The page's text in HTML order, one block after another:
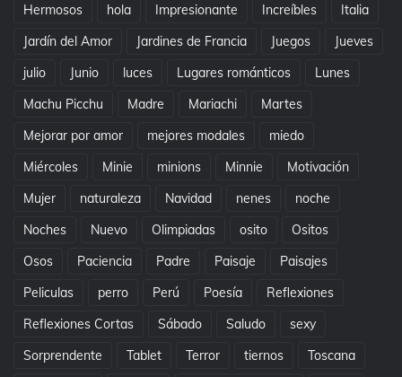
Hermosos
hola Impresionante Increíbles
Italia
Jardín del Amor
Jardines de Francia Juegos
Jueves
julio
Junio luces Lugares románticos
Lunes
Machu Picchu
Madre Mariachi
Martes
Mejorar por amor
mejores modales
miedo
Miércoles
Minie minions Minnie
Motivación
Mujer
naturaleza Navidad nenes
noche
Noches
Nuevo Olimpiadas osito
Ositos
Osos
Paciencia Padre Paisaje
Paisajes
Peliculas
perro Perú Poesía
Reflexiones
Reflexiones Cortas
Sábado Saludo
sexy
Sorprendente
Tablet Terror tiernos
Toscana